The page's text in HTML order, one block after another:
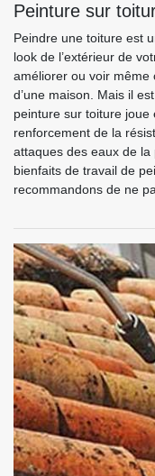
Peinture sur
Peindre une toiture est
look de l’extérieur de
améliorer ou voir même
d’une maison. Mais il
peinture sur toiture
renforcement de la
attaques des eaux de
bienfaits de travail de
recommandons de ne